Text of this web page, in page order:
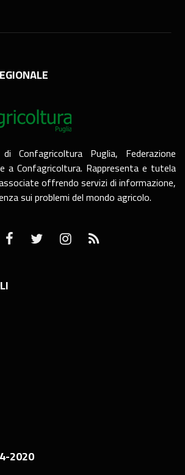
Confagricoltura Puglia, Federazione
a Confagricoltura. Rappresenta e tutela
offrendo servizi di informazione,
sui problemi del mondo agricolo.
2020